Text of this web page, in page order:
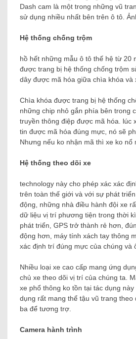
Dash cam là một trong những vũ
sử dụng nhiều nhất bên trên ô tô.
Hệ thống chống trộm
hồ hết những mẫu ô tô thế hệ từ 20
được trang bị hệ thống chống trộm
dây được mã hóa giữa chìa khóa và
Chìa khóa được trang bị hệ thống
những chip nhỏ gắn phía bên trong
truyền thông điệp được mã hóa. lúc
tin được mã hóa đúng mực, nó sẽ
Nhưng nếu ko nhận mã thì xe ko nổ
Hệ thống theo dõi xe
technology này cho phép xác xác
trên toàn thế giới và với sự phát
động, những nhà điều hành đội xe
dữ liệu vị trí phương tiện trong thời
phát triển, GPS trở thành rẻ hơn,
động hơn, máy tính xách tay thông
xác định trí đúng mực của chúng và
Nhiều loại xe cao cấp mang ứng
chủ xe theo dõi vị trí của chúng ta.
xe phổ thông ko tồn tại tác dụng
dụng rất mang thể tậu vũ trang theo
ba để tương trợ.
Camera hành trình